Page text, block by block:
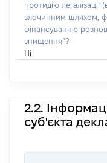
протидію
злочинним шляхом,
фінансуванню
знищення”?
Ні
2.2.
суб'єкта